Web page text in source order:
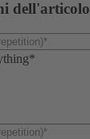
dell'articolo